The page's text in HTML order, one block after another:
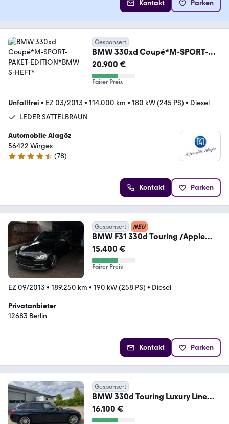
Kontakt Parken
Gesponsert
BMW 330xd Coupé*M-SPORT-
PAKET-EDITION*BMW S-HEFT*
20.900 €
Fairer Preis
Unfallfrei • EZ 03/2013 • 114.000 km • 180 kW (245 PS) • Diesel
LEDER SATTELBRAUN
Automobile Alagöz
56422 Wirges
4.6 Sterne
(78)
Kontakt Parken
Gesponsert NEU
BMW F31 330d Touring /Apple
CarPlay/ M-Paket/
15.400 €
Fairer Preis
EZ 09/2013 • 189.250 km • 190 kW (258 PS) • Diesel
Privatanbieter
12683 Berlin
Kontakt Parken
Gesponsert
BMW 330d Touring Luxury Line
Automatic INDIVIDUAL
16.100 €